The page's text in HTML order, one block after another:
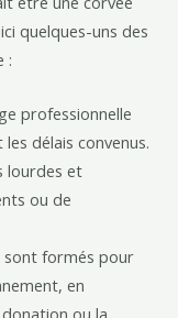
quelques-uns des
:
professionnelle
délais convenus.
lourdes et
ou de
sont formés pour
en